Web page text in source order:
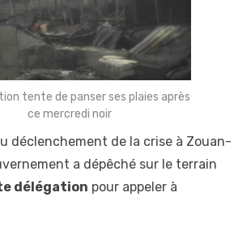
tente de panser ses plaies après
ce mercredi noir
déclenchement de la crise à Zouan-
a dépêché sur le terrain
délégation pour appeler à